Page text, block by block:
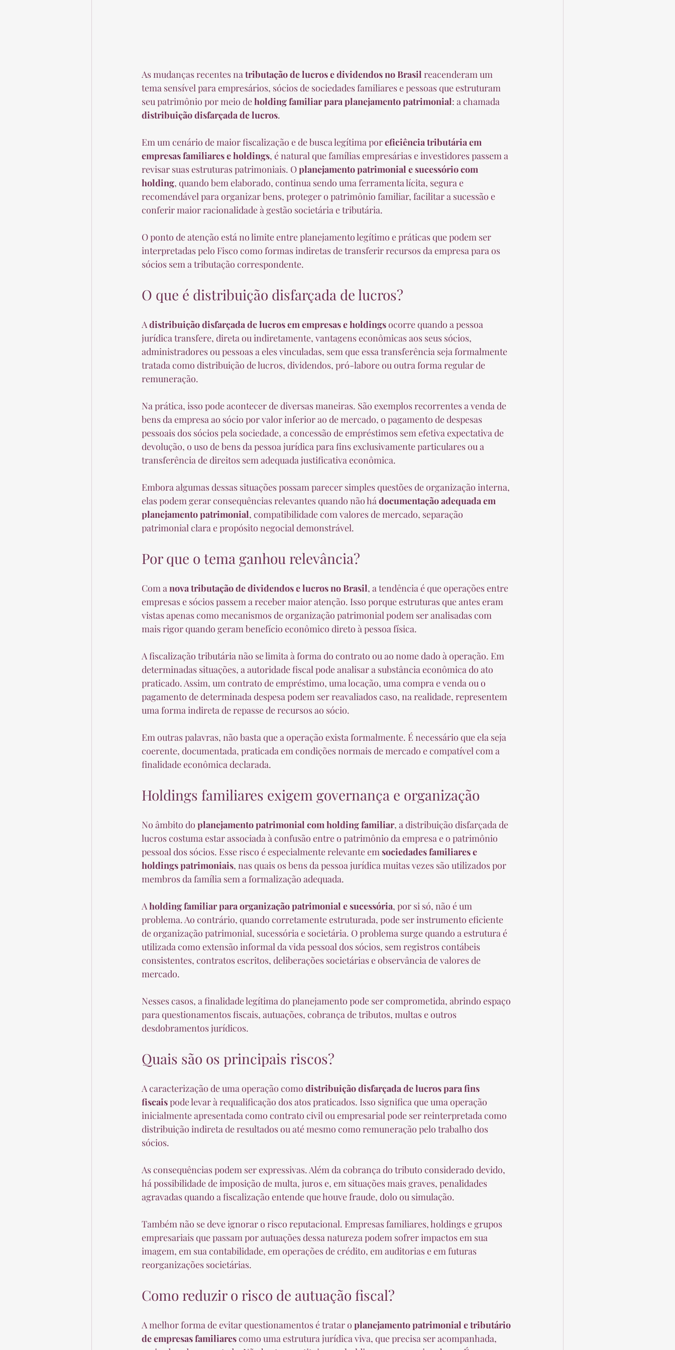
As mudanças recentes na tributação de lucros e dividendos no Brasil reacenderam um
tema sensível para empresários, sócios de sociedades familiares e pessoas que estruturam
seu patrimônio por meio de holding familiar para planejamento patrimonial: a chamada
distribuição disfarçada de lucros.
Em um cenário de maior fiscalização e de busca legítima por eficiência tributária em
empresas familiares e holdings, é natural que famílias empresárias e investidores passem a
revisar suas estruturas patrimoniais. O planejamento patrimonial e sucessório com
holding, quando bem elaborado, continua sendo uma ferramenta lícita, segura e
recomendável para organizar bens, proteger o patrimônio familiar, facilitar a sucessão e
conferir maior racionalidade à gestão societária e tributária.
O ponto de atenção está no limite entre planejamento legítimo e práticas que podem ser
interpretadas pelo Fisco como formas indiretas de transferir recursos da empresa para os
sócios sem a tributação correspondente.
O que é distribuição disfarçada de lucros?
A distribuição disfarçada de lucros em empresas e holdings ocorre quando a pessoa
jurídica transfere, direta ou indiretamente, vantagens econômicas aos seus sócios,
administradores ou pessoas a eles vinculadas, sem que essa transferência seja formalmente
tratada como distribuição de lucros, dividendos, pró-labore ou outra forma regular de
remuneração.
Na prática, isso pode acontecer de diversas maneiras. São exemplos recorrentes a venda de
bens da empresa ao sócio por valor inferior ao de mercado, o pagamento de despesas
pessoais dos sócios pela sociedade, a concessão de empréstimos sem efetiva expectativa de
devolução, o uso de bens da pessoa jurídica para fins exclusivamente particulares ou a
transferência de direitos sem adequada justificativa econômica.
Embora algumas dessas situações possam parecer simples questões de organização interna,
elas podem gerar consequências relevantes quando não há documentação adequada em
planejamento patrimonial, compatibilidade com valores de mercado, separação
patrimonial clara e propósito negocial demonstrável.
Por que o tema ganhou relevância?
Com a nova tributação de dividendos e lucros no Brasil, a tendência é que operações entre
empresas e sócios passem a receber maior atenção. Isso porque estruturas que antes eram
vistas apenas como mecanismos de organização patrimonial podem ser analisadas com
mais rigor quando geram benefício econômico direto à pessoa física.
A fiscalização tributária não se limita à forma do contrato ou ao nome dado à operação. Em
determinadas situações, a autoridade fiscal pode analisar a substância econômica do ato
praticado. Assim, um contrato de empréstimo, uma locação, uma compra e venda ou o
pagamento de determinada despesa podem ser reavaliados caso, na realidade, representem
uma forma indireta de repasse de recursos ao sócio.
Em outras palavras, não basta que a operação exista formalmente. É necessário que ela seja
coerente, documentada, praticada em condições normais de mercado e compatível com a
finalidade econômica declarada.
Holdings familiares exigem governança e organização
No âmbito do planejamento patrimonial com holding familiar, a distribuição disfarçada de
lucros costuma estar associada à confusão entre o patrimônio da empresa e o patrimônio
pessoal dos sócios. Esse risco é especialmente relevante em sociedades familiares e
holdings patrimoniais, nas quais os bens da pessoa jurídica muitas vezes são utilizados por
membros da família sem a formalização adequada.
A holding familiar para organização patrimonial e sucessória, por si só, não é um
problema. Ao contrário, quando corretamente estruturada, pode ser instrumento eficiente
de organização patrimonial, sucessória e societária. O problema surge quando a estrutura é
utilizada como extensão informal da vida pessoal dos sócios, sem registros contábeis
consistentes, contratos escritos, deliberações societárias e observância de valores de
mercado.
Nesses casos, a finalidade legítima do planejamento pode ser comprometida, abrindo espaço
para questionamentos fiscais, autuações, cobrança de tributos, multas e outros
desdobramentos jurídicos.
Quais são os principais riscos?
A caracterização de uma operação como distribuição disfarçada de lucros para fins
fiscais pode levar à requalificação dos atos praticados. Isso significa que uma operação
inicialmente apresentada como contrato civil ou empresarial pode ser reinterpretada como
distribuição indireta de resultados ou até mesmo como remuneração pelo trabalho dos
sócios.
As consequências podem ser expressivas. Além da cobrança do tributo considerado devido,
há possibilidade de imposição de multa, juros e, em situações mais graves, penalidades
agravadas quando a fiscalização entende que houve fraude, dolo ou simulação.
Também não se deve ignorar o risco reputacional. Empresas familiares, holdings e grupos
empresariais que passam por autuações dessa natureza podem sofrer impactos em sua
imagem, em sua contabilidade, em operações de crédito, em auditorias e em futuras
reorganizações societárias.
Como reduzir o risco de autuação fiscal?
A melhor forma de evitar questionamentos é tratar o planejamento patrimonial e tributário
de empresas familiares como uma estrutura jurídica viva, que precisa ser acompanhada,